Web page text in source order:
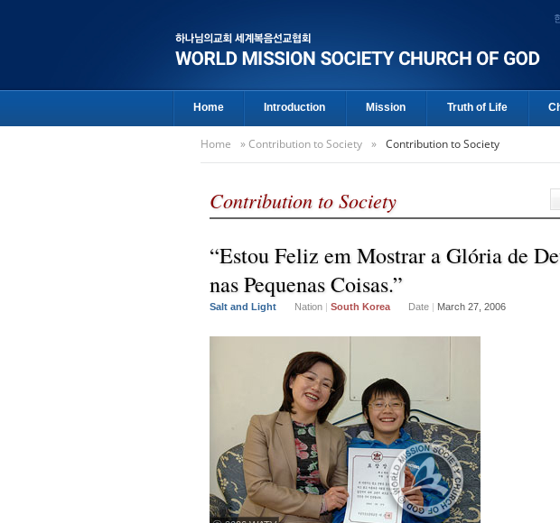
Home Introduction Mission Truth of Life
Home »Contribution to Society » Contribution to Society
Contribution to Society
“Estou Feliz em Mostrar a Glória de
nas Pequenas Coisas.”
Salt and Light Nation | South Korea Date | March 27, 2006